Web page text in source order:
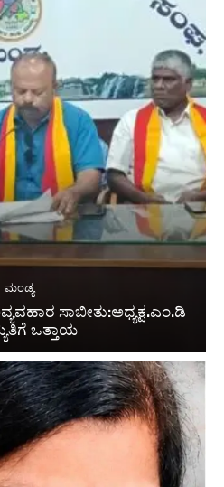
ಮಂಡ್ಯ
ಸಾಬೀತು:ಅಧ್ಯಕ್ಷ.ಎಂ.ಡಿ
ಒತ್ತಾಯ